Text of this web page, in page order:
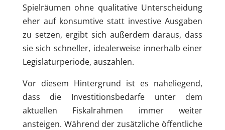
Spielräumen ohne qualitative Unterscheidung
eher auf konsumtive statt investive Ausgaben
zu setzen, ergibt sich außerdem daraus, dass
sie sich schneller, idealerweise innerhalb einer
Legislaturperiode, auszahlen.
Vor diesem Hintergrund ist es naheliegend,
dass die Investitionsbedarfe unter dem
aktuellen Fiskalrahmen immer weiter
ansteigen. Während der zusätzliche öffentliche